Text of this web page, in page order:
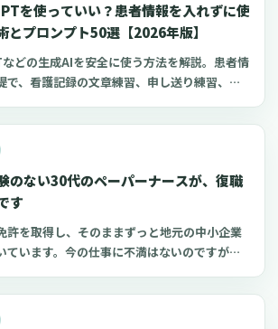
を使っていい？患者情報を入れずに使
とプロンプト50選【2026年版】
どの生成AIを安全に使う方法を解説。患者情
で、看護記録の文章練習、申し送り練習、復
のない30代のペーパーナースが、復職
す
許を取得し、そのままずっと地元の中小企業
ています。今の仕事に不満はないのですが、
。年齢も35歳になり、「働き方を変えるのな
く思うようになりました。一